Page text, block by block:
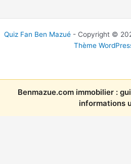
Quiz Fan Ben Mazué- Copyright ©
Thème
Benmazue.com immobilier :
informations